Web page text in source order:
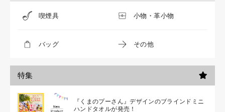
喫煙具 小物・革小物
バッグ その他
特集
『くまのプーさん』デザインのブラインドミニ
ハンドタオルが発売！